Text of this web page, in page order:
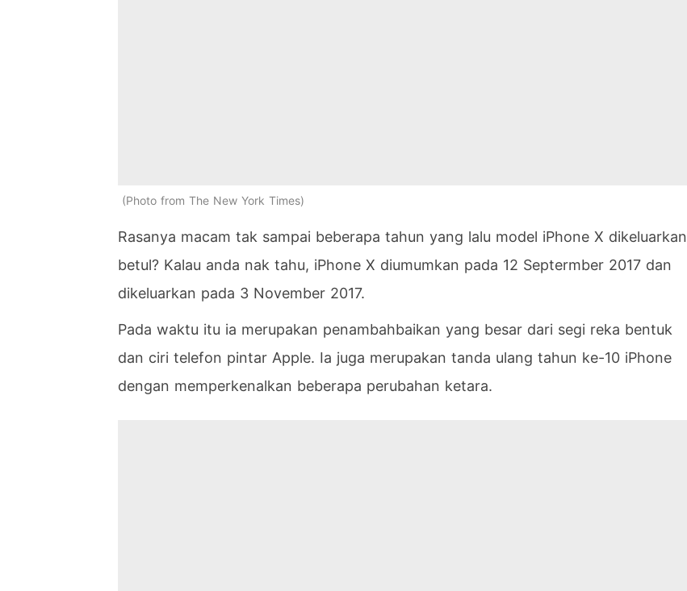
Photo from The New York Times
Rasanya macam tak sampai beberapa tahun yang lalu model iPhone X dikeluarkan
betul? Kalau anda nak tahu, iPhone X diumumkan pada 12 Septermber 2017 dan
dikeluarkan pada 3 November 2017.
Pada waktu itu ia merupakan penambahbaikan yang besar dari segi reka bentuk
dan ciri telefon pintar Apple. Ia juga merupakan tanda ulang tahun ke-10 iPhone
dengan memperkenalkan beberapa perubahan ketara.